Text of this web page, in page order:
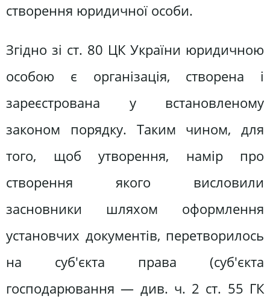
створення юридичної особи.
Згідно зі ст. 80 ЦК України юридичною
особою є організація, створена і
зареєстрована у встановленому
законом порядку. Таким чином, для
того, щоб утворення, намір про
створення якого висловили
засновники шляхом оформлення
установчих документів, перетворилось
на суб'єкта права (суб'єкта
господарювання — див. ч. 2 ст. 55 ГК